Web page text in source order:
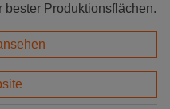
bester Produktionsflächen.